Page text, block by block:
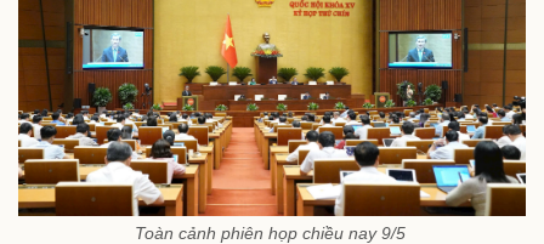
Toàn cảnh phiên họp chiều nay 9/5